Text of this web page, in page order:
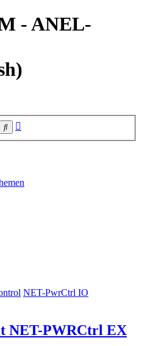
- ANEL-
Suche
NET-PwrCtrl IO
NET-PWRCtrl EX